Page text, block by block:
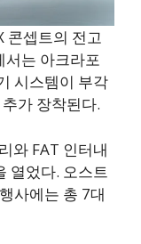
콘셉트의 전고
는 아크라포
시스템이 부각
가 장착된다.
와 FAT 인터내
열었다. 오스트
사에는 총 7대